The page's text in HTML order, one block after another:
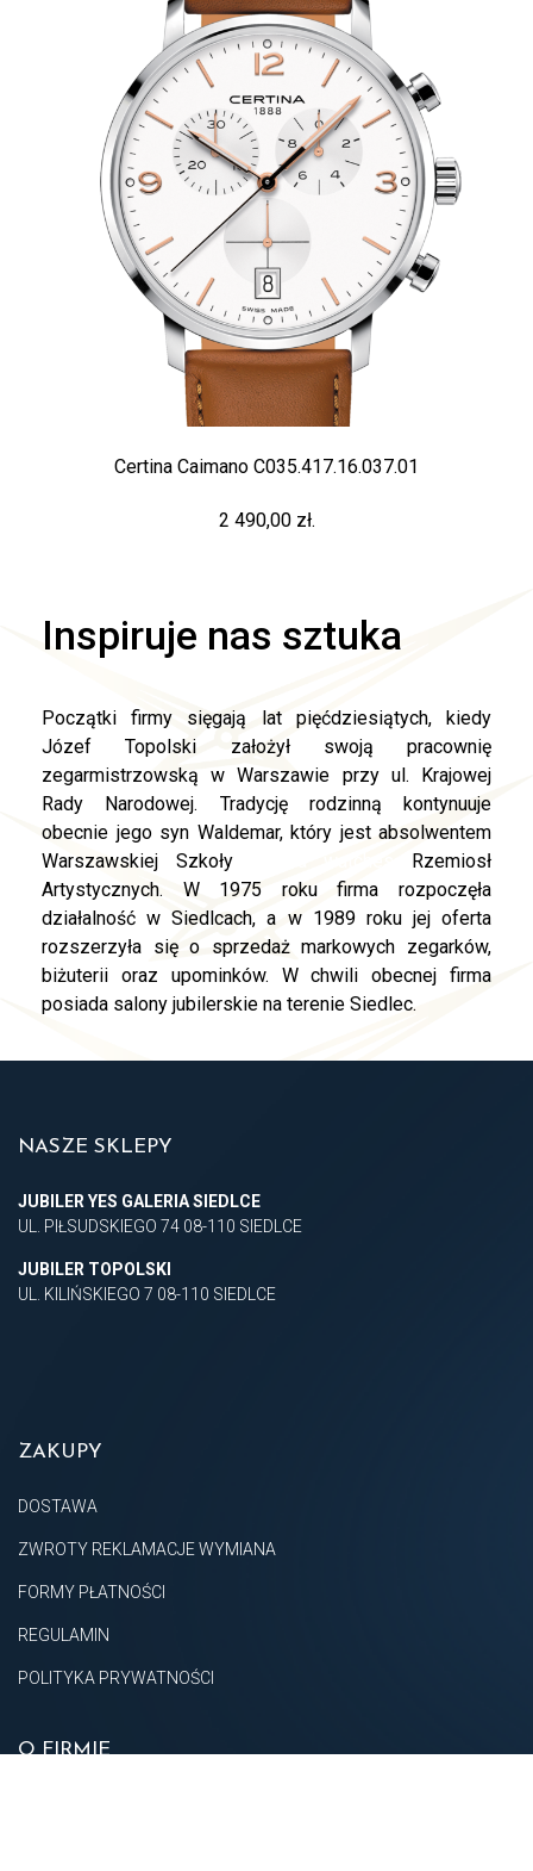
Certina Caimano C035.417.16.037.01
2 490,00 zł.
Inspiruje nas sztuka
Początki firmy sięgają lat pięćdziesiątych, kiedy
Józef Topolski założył swoją pracownię
zegarmistrzowską w Warszawie przy ul. Krajowej
Rady Narodowej. Tradycję rodzinną kontynuuje
obecnie jego syn Waldemar, który jest absolwentem
Warszawskiej Szkoły
Rzemiosł
Artystycznych. W 1975 roku firma rozpoczęła
działalność w Siedlcach, a w 1989 roku jej oferta
rozszerzyła się o sprzedaż markowych zegarków,
biżuterii oraz upominków. W chwili obecnej firma
posiada salony jubilerskie na terenie Siedlec.
NASZE SKLEPY
JUBILER YES GALERIA SIEDLCE
UL. PIŁSUDSKIEGO 74 08-110 SIEDLCE
JUBILER TOPOLSKI
UL. KILIŃSKIEGO 7 08-110 SIEDLCE
ZAKUPY
DOSTAWA
ZWROTY REKLAMACJE WYMIANA
FORMY PŁATNOŚCI
REGULAMIN
POLITYKA PRYWATNOŚCI
O FIRMIE